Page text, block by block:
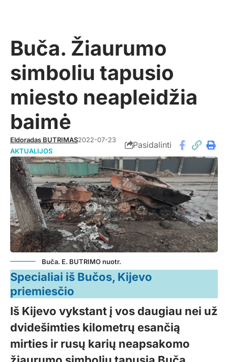
Buča. Žiaurumo
simboliu tapusio
miesto neapleidžia
baimė
Eldoradas BUTRIMAS2022-07-23
AKTUALIJOS
Pasidalinti
Buča. E. BUTRIMO nuotr.
Specialiai iš Bučos, Kijevo
priemiesčio
Iš Kijevo vykstant į vos daugiau nei už
dvidešimties kilometrų esančią
mirties ir rusų karių neapsakomo